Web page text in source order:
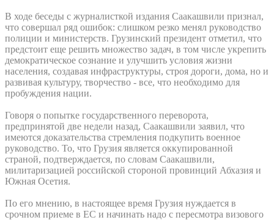
В ходе беседы с журналисткой издания Саакашвили признал,
что совершал ряд ошибок: слишком резко менял руководство
полиции и министерств. Грузинский президент отметил, что
предстоит еще решить множество задач, в том числе укрепить
демократическое сознание и улучшить условия жизни
населения, создавая инфраструктуры, строя дороги, дома, но и
развивая культуру, творчество - все, что необходимо для
пробуждения нации.
Говоря о попытке государственного переворота,
предпринятой две недели назад, Саакашвили заявил, что
имеются доказательства стремления подкупить военное
руководство. То, что Грузия является оккупированной
страной, подтверждается, по словам Саакашвили,
милитаризацией российской стороной провинций Абхазия и
Южная Осетия.
По его мнению, в настоящее время Грузия нуждается в
срочном приеме в ЕС и начинать надо с пересмотра визового